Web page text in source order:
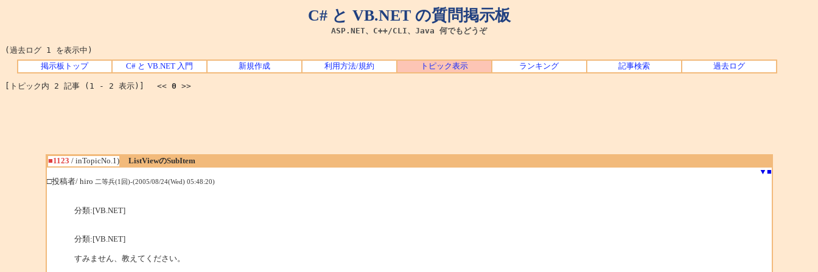
C# と VB.NET の質問掲示板
ASP.NET、C++/CLI、Java 何でもどうぞ
(過去ログ 1 を表示中)
掲示板トップ C# と VB.NET 入門 新規作成 利用方法/規約 トピック表示 ランキング 記事検索 過去ログ
[トピック内 2 記事 (1 - 2 表示)] << 0 >>
■1123 / inTopicNo.1)
ListViewのSubItem
▼ ■
□投稿者/ hiro 二等兵(1回)-(2005/08/24(Wed) 05:48:20)
分類:[VB.NET]
分類:[VB.NET]
すみません、教えてください。